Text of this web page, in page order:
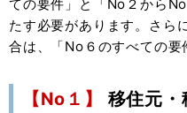
ての要件」と「No２から
たす必要があります。さら
合は、「No６のすべての要
【No１】 移住元・